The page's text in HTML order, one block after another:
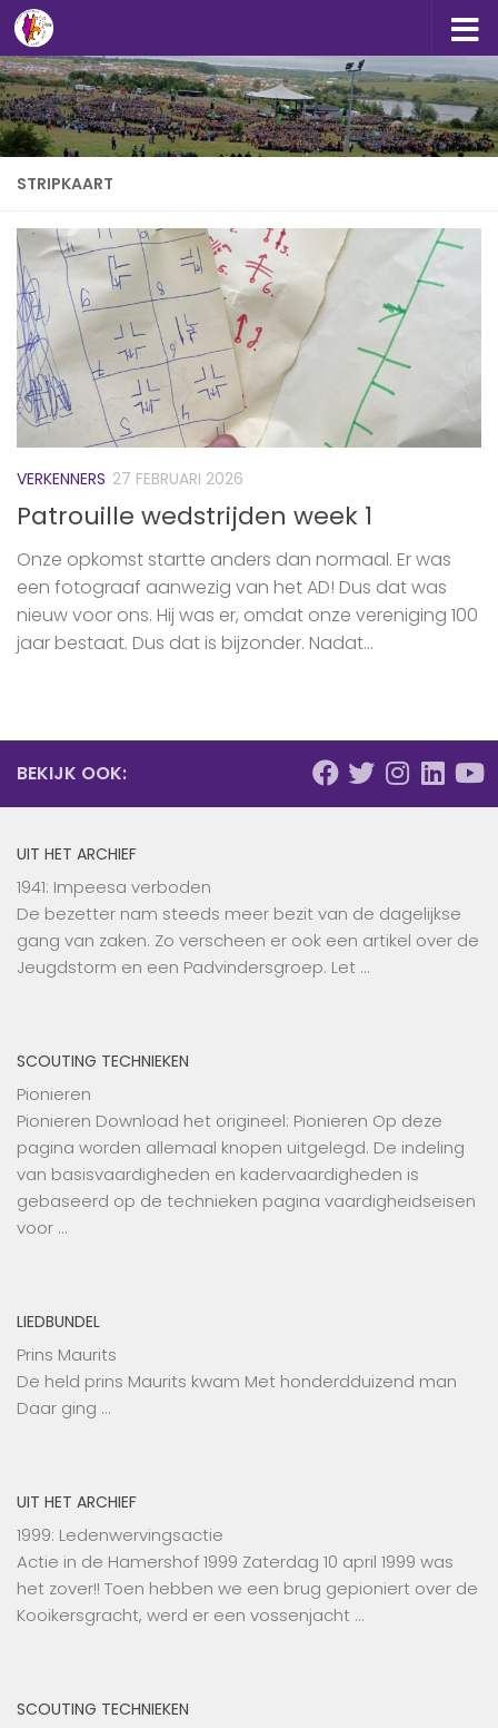
Doorgaan naar inhoud
STRIPKAART
VERKENNERS 27 FEBRUARI 2026
Patrouille wedstrijden week 1
Onze opkomst startte anders dan normaal. Er was
een fotograaf aanwezig van het AD! Dus dat was
nieuw voor ons. Hij was er, omdat onze vereniging 100
jaar bestaat. Dus dat is bijzonder. Nadat...
BEKIJK OOK:
UIT HET ARCHIEF
1941: Impeesa verboden
De bezetter nam steeds meer bezit van de dagelijkse
gang van zaken. Zo verscheen er ook een artikel over de
Jeugdstorm en een Padvindersgroep. Let …
SCOUTING TECHNIEKEN
Pionieren
Pionieren Download het origineel: Pionieren Op deze
pagina worden allemaal knopen uitgelegd. De indeling
van basisvaardigheden en kadervaardigheden is
gebaseerd op de technieken pagina vaardigheidseisen
voor …
LIEDBUNDEL
Prins Maurits
De held prins Maurits kwam Met honderdduizend man
Daar ging …
UIT HET ARCHIEF
1999: Ledenwervingsactie
Actie in de Hamershof 1999 Zaterdag 10 april 1999 was
het zover!! Toen hebben we een brug gepioniert over de
Kooikersgracht, werd er een vossenjacht …
SCOUTING TECHNIEKEN